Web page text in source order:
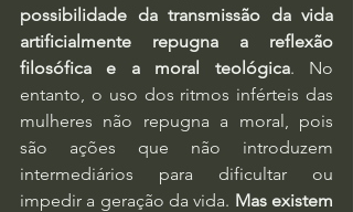
possibilidade da transmissão da vida
artificialmente repugna a reflexão
filosófica e a moral teológica. No
entanto, o uso dos ritmos inférteis das
mulheres não repugna a moral, pois
são ações que não introduzem
intermediários para dificultar ou
impedir a geração da vida. Mas existem